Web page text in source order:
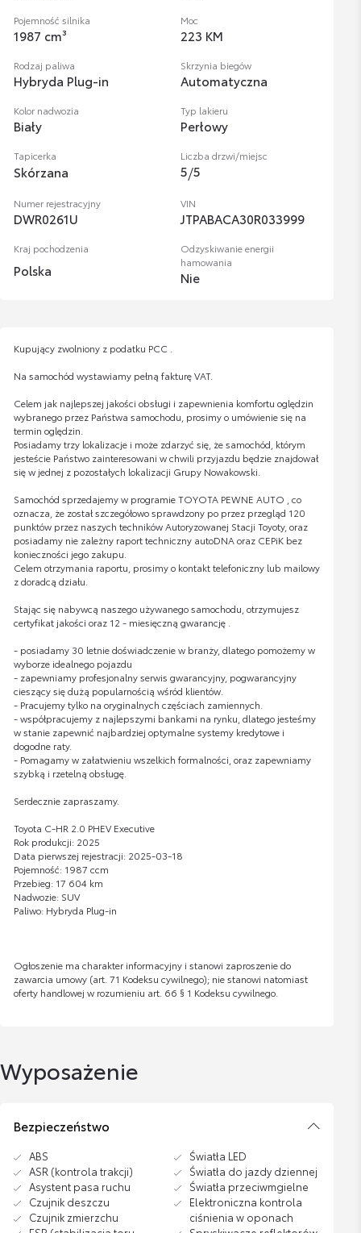
Pojemność silnika
1987 cm³
Moc
223 KM
Rodzaj paliwa
Hybryda Plug-in
Skrzynia biegów
Automatyczna
Kolor nadwozia
Biały
Typ lakieru
Perłowy
Tapicerka
Skórzana
Liczba drzwi/miejsc
5/5
Numer rejestracyjny
DWR0261U
VIN
JTPABACA30R033999
Kraj pochodzenia
Polska
Odzyskiwanie energii
hamowania
Nie
Kupujący zwolniony z podatku PCC .
Na samochód wystawiamy pełną fakturę VAT.
Celem jak najlepszej jakości obsługi i zapewnienia komfortu oględzin
wybranego przez Państwa samochodu, prosimy o umówienie się na
termin oględzin.
Posiadamy trzy lokalizacje i może zdarzyć się, że samochód, którym
jesteście Państwo zainteresowani w chwili przyjazdu będzie znajdował
się w jednej z pozostałych lokalizacji Grupy Nowakowski.
Samochód sprzedajemy w programie TOYOTA PEWNE AUTO , co
oznacza, że został szczegółowo sprawdzony po przez przegląd 120
punktów przez naszych techników Autoryzowanej Stacji Toyoty, oraz
posiadamy nie zależny raport techniczny autoDNA oraz CEPiK bez
konieczności jego zakupu.
Celem otrzymania raportu, prosimy o kontakt telefoniczny lub mailowy
z doradcą działu.
Stając się nabywcą naszego używanego samochodu, otrzymujesz
certyfikat jakości oraz 12 - miesięczną gwarancję .
- posiadamy 30 letnie doświadczenie w branży, dlatego pomożemy w
wyborze idealnego pojazdu
- zapewniamy profesjonalny serwis gwarancyjny, pogwarancyjny
cieszący się dużą popularnością wśród klientów.
- Pracujemy tylko na oryginalnych częściach zamiennych.
- współpracujemy z najlepszymi bankami na rynku, dlatego jesteśmy
w stanie zapewnić najbardziej optymalne systemy kredytowe i
dogodne raty.
- Pomagamy w załatwieniu wszelkich formalności, oraz zapewniamy
szybką i rzetelną obsługę.
Serdecznie zapraszamy.
Toyota C-HR 2.0 PHEV Executive
Rok produkcji: 2025
Data pierwszej rejestracji: 2025-03-18
Pojemność: 1987 ccm
Przebieg: 17 604 km
Nadwozie: SUV
Paliwo: Hybryda Plug-in
Ogłoszenie ma charakter informacyjny i stanowi zaproszenie do
zawarcia umowy (art. 71 Kodeksu cywilnego); nie stanowi natomiast
oferty handlowej w rozumieniu art. 66 § 1 Kodeksu cywilnego.
Wyposażenie
Bezpieczeństwo
ABS
ASR (kontrola trakcji)
Asystent pasa ruchu
Czujnik deszczu
Czujnik zmierzchu
Światła LED
Światła do jazdy dziennej
Światła przeciwmgielne
Elektroniczna kontrola
ciśnienia w oponach